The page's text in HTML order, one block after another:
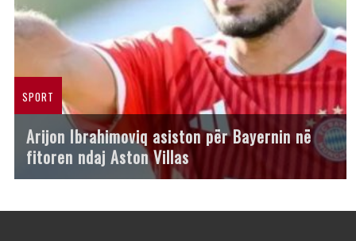
SPORT
Arijon Ibrahimoviq asiston për Bayernin në
fitoren ndaj Aston Villas